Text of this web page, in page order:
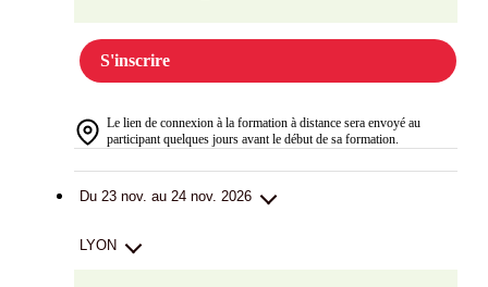
S'inscrire
Le lien de connexion à la formation à distance sera envoyé au
participant quelques jours avant le début de sa formation.
Du 23 nov. au 24 nov. 2026
LYON